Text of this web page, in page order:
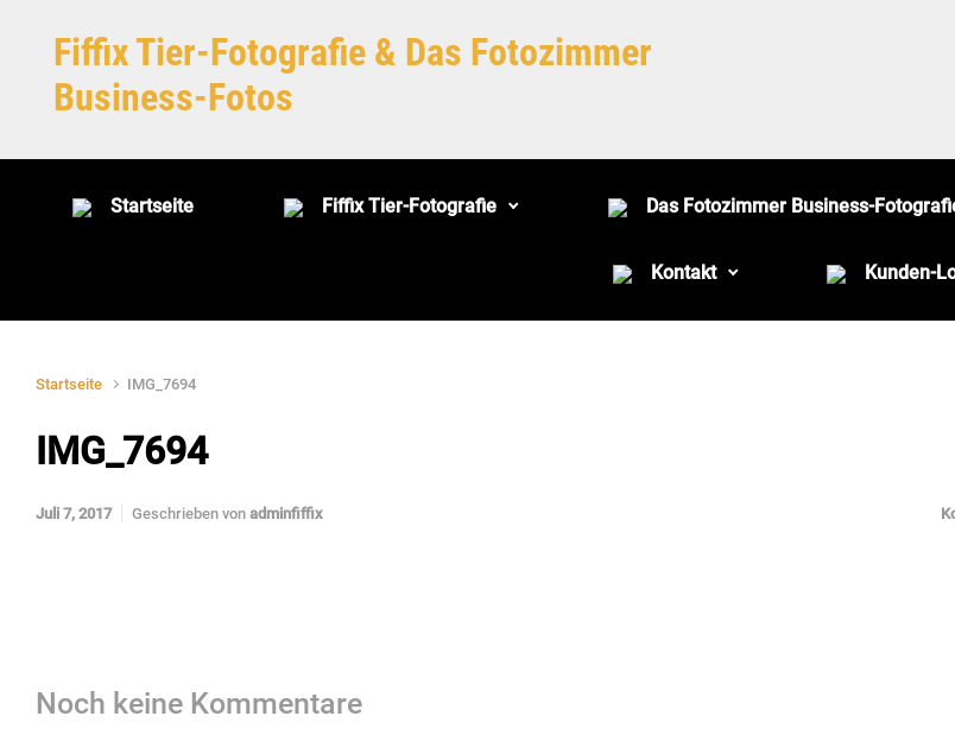
Fiffix Tier-Fotografie & Das Fotozimmer
Business-Fotos
Startseite Fiffix Tier-Fotografie Das Fotozimmer Business-
Kontakt Kunden-
Startseite IMG_7694
IMG_7694
Juli 7, 2017 Geschrieben von adminfiffix
Noch keine Kommentare